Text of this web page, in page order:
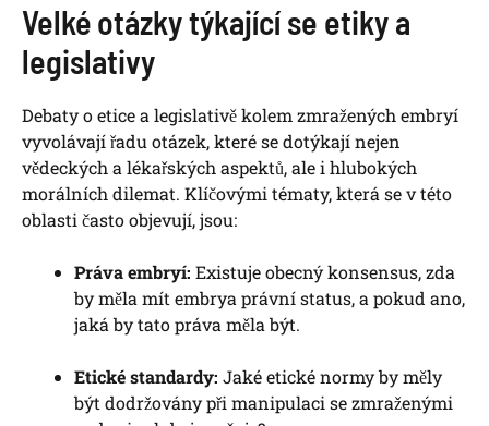
Velké otázky týkající se etiky a
legislativy
Debaty o etice a legislativě kolem zmražených embryí
vyvolávají řadu otázek, které se dotýkají nejen
vědeckých a lékařských aspektů, ale i hlubokých
morálních dilemat. Klíčovými tématy, která se v této
oblasti často objevují, jsou:
Práva embryí: Existuje obecný konsensus, zda
by měla mít embrya právní status, a pokud ano,
jaká by tato práva měla být.
Etické standardy: Jaké etické normy by měly
být dodržovány při manipulaci se zmraženými